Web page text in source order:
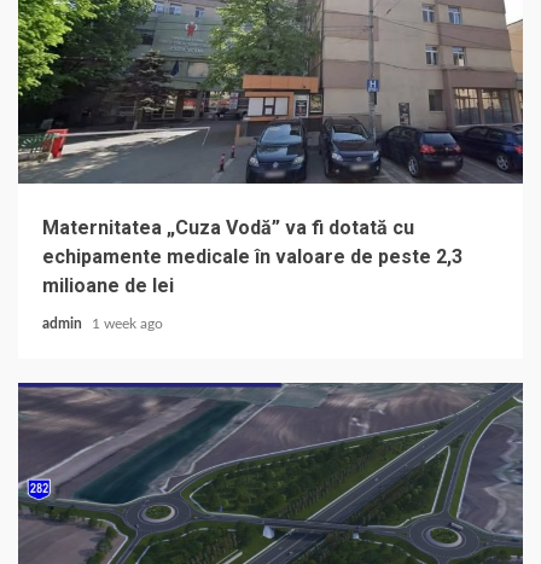
Maternitatea „Cuza Vodă” va fi dotată cu
echipamente medicale în valoare de peste 2,3
milioane de lei
admin 1 week ago